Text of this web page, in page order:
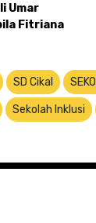
Umar
Fitriana
SD Cikal
Sekolah Inklusi